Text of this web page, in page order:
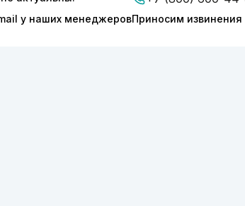
у наших менеджеровПриносим
и оплата